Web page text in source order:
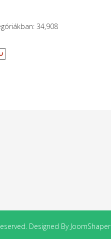
34,908
Designed By JoomShaper